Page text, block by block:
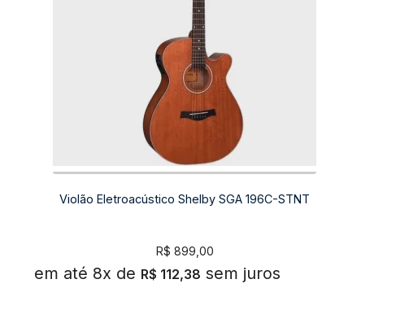
Violão Eletroacústico Shelby SGA 196C-STNT
R$ 899,00
em até 8x de R$ 112,38 sem juros